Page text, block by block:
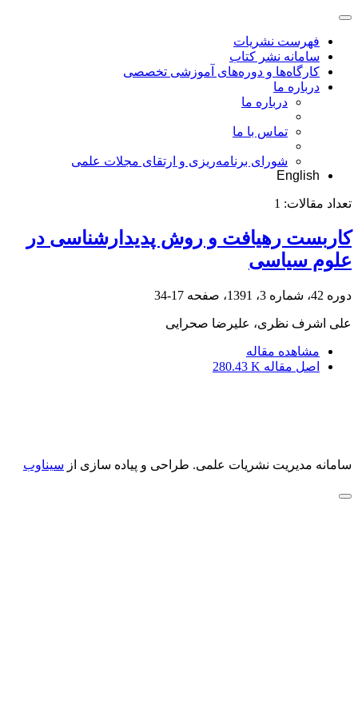
فهرست نشریات
سامانه نشر کتاب
کارگاه‌ها و دوره‌های آموزشی تخصصی
درباره ما
درباره ما
تماس با ما
شورای برنامه‌ریزی و ارتقای مجلات علمی
English
تعداد مقالات: 1
کاربست رهیافت و روش پدیدارشناسی در
علوم سیاسی
دوره 42، شماره 3، 1391، صفحه 17-34
علی اشرف نظری، علیرضا صحرایی
مشاهده مقاله
اصل مقاله 280.43 K
سامانه مدیریت نشریات علمی. طراحی و پیاده سازی از سیناوب